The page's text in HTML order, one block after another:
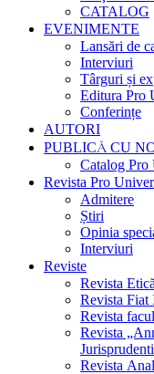
CATALOG
EVENIMENTE
Lansări de
Interviuri
Târguri și
Editura Pro
Conferințe
AUTORI
PUBLICĂ CU
Catalog Pro
Revista Pro
Admitere
Știri
Opinia
Interviuri
Reviste
Revista
Revista Fiat
Revista
Revista
Revista